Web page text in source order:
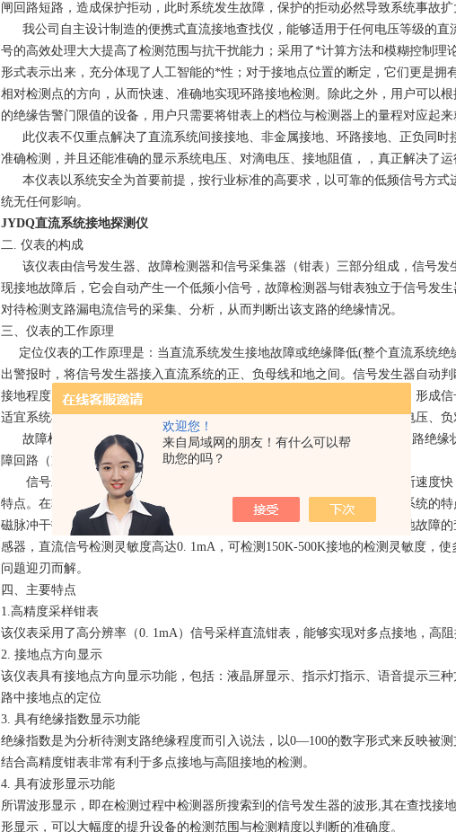
欢迎您！
来自局域网的朋友！有什么可以帮
助您的吗？
闸回路短路，造成保护拒动，此时系统发生故障，保护的拒动必然导致系统事故
我公司自主设计制造的便携式直流接地查找仪，能够适用于任何电压等级的直
号的高效处理大大提高了检测范围与抗干扰能力；采用了*计算方法和模糊控制理
形式表示出来，充分体现了人工智能的*性；对于接地点位置的断定，它们更是拥
相对检测点的方向，从而快速、准确地实现环路接地检测。除此之外，用户可以
的绝缘告警门限值的设备，用户只需要将钳表上的档位与检测器上的量程对应起
此仪表不仅重点解决了直流系统间接接地、非金属接地、环路接地、正负同时
准确检测，并且还能准确的显示系统电压、对滴电压、接地阻值，，真正解决了运
本仪表以系统安全为首要前提，按行业标准的高要求，以可靠的低频信号方式
统无任何影响。
JYDQ直流系统接地探测仪
二. 仪表的构成
该仪表由信号发生器、故障检测器和信号采集器（钳表）三部分组成，信号发
现接地故障后，它会自动产生一个低频小信号，故障检测器与钳表独立于信号发
对待检测支路漏电流信号的采集、分析，从而判断出该支路的绝缘情况。
三、仪表的工作原理
定位仪表的工作原理是：当直流系统发生接地故障或绝缘降低(整个直流系统绝
出警报时，将信号发生器接入直流系统的正、负母线和地之间。信号发生器自动
接地程度，自动分析绝缘监测平衡电桥回路接线方式和平衡电桥电阻大小，形成
适宜系统检测，对系统无影响的低频信号，并实时显示系统电压、正对地电压、负
故障检测器检测各回路对地绝缘的直流信号漏电流，并模拟显示接地回路绝缘
障回路（支路）检测出接地故障，将故障点准确定位。
信号发生器、故障检测器均采用微计算机技术，具有集成程度高，判断速度快
特点。在软件处理上利用了模糊控制理论和通信的噪声理论，并依据直流系统的
磁脉冲干扰和其它噪声干扰的影响，也能准确地判断出接地故障点，为接地故障
感器，直流信号检测灵敏度高达0. 1mA，可检测150K-500K接地的检测灵敏度，
问题迎刃而解。
四、主要特点
1.高精度采样钳表
该仪表采用了高分辨率（0. 1mA）信号采样直流钳表，能够实现对多点接地，高阻
2. 接地点方向显示
该仪表具有接地点方向显示功能，包括：液晶屏显示、指示灯指示、语音提示三
路中接地点的定位
3. 具有绝缘指数显示功能
绝缘指数是为分析待测支路绝缘程度而引入说法，以0—100的数字形式来反映被
结合高精度钳表非常有利于多点接地与高阻接地的检测。
4. 具有波形显示功能
所谓波形显示，即在检测过程中检测器所搜索到的信号发生器的波形,其在查找接
形显示，可以大幅度的提升设备的检测范围与检测精度以判断的准确度。